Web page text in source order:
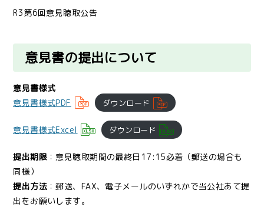
R3第6回意見聴取公告
意見書の提出について
意見書様式
意見書様式PDF
ダウンロード
意見書様式Excel ダウンロード
提出期限 ：意見聴取期間の最終日17:15必着（郵送の場合も
同様）
提出方法 ：郵送、FAX、電子メールのいずれかで当公社あて提
出をお願いします。